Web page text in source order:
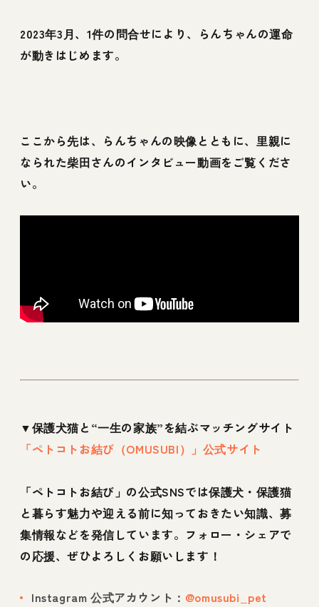
2023年3月、1件の問合せにより、らんちゃんの運命
が動きはじめます。
ここから先は、らんちゃんの映像とともに、里親に
なられた柴田さんのインタビュー動画をご覧くださ
い。
▼保護犬猫と“一生の家族”を結ぶマッチングサイト
「ペトコトお結び（OMUSUBI）」公式サイト
「ペトコトお結び」の公式SNSでは保護犬・保護猫
と暮らす魅力や迎える前に知っておきたい知識、募
集情報などを発信しています。フォロー・シェアで
の応援、ぜひよろしくお願いします！
Instagram 公式アカウント： @omusubi_pet